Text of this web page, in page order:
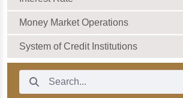
Money Market Operations
System of Credit Institutions
Search Bar